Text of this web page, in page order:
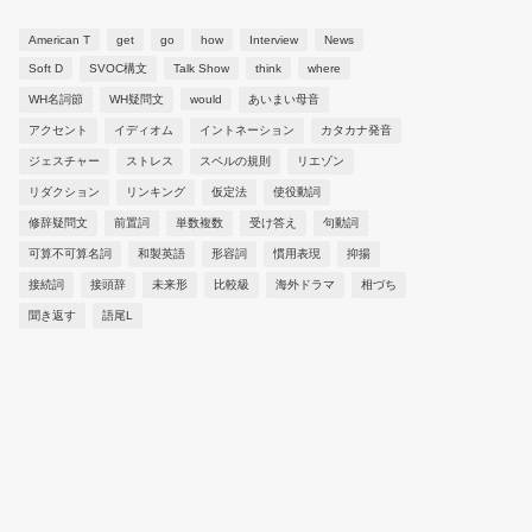
American T get go how Interview News
Soft D SVOC構文 Talk Show think where
WH名詞節 WH疑問文 would あいまい母音
アクセント イディオム イントネーション カタカナ発音
ジェスチャー ストレス スペルの規則 リエゾン
リダクション リンキング 仮定法 使役動詞
修辞疑問文 前置詞 単数複数 受け答え 句動詞
可算不可算名詞 和製英語 形容詞 慣用表現 抑揚
接続詞 接頭辞 未来形 比較級 海外ドラマ 相づち
聞き返す 語尾L